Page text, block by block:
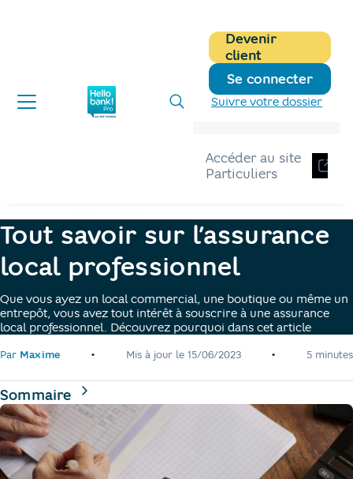
Devenir
client
Se connecter
Suivre votre dossier
Accéder au site
Particuliers
Tout savoir sur l’assurance
local professionnel
Que vous ayez un local commercial, une boutique ou même un
entrepôt, vous avez tout intérêt à souscrire à une assurance
local professionnel. Découvrez pourquoi dans cet article
Par Maxime • Mis à jour le 15/06/2023 • 5 minutes
Sommaire de la page